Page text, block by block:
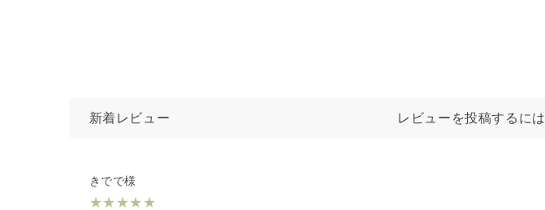
新着レビュー レビューを投稿するには
きでで様
★★★★★